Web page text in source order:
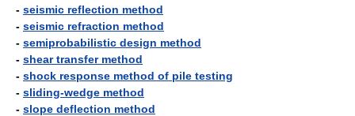
- seismic reflection method
- seismic refraction method
- semiprobabilistic design method
- shear transfer method
- shock response method of pile testing
- sliding-wedge method
- slope deflection method